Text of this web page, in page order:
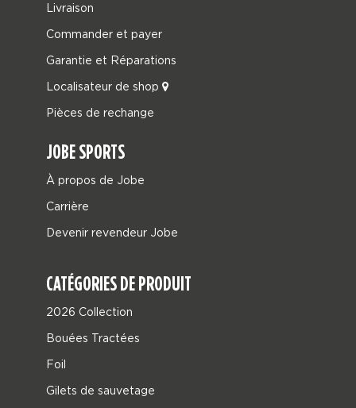
Livraison
Commander et payer
Garantie et Réparations
Localisateur de shop
Pièces de rechange
JOBE SPORTS
À propos de Jobe
Carrière
Devenir revendeur Jobe
CATÉGORIES DE PRODUIT
2026 Collection
Bouées Tractées
Foil
Gilets de sauvetage